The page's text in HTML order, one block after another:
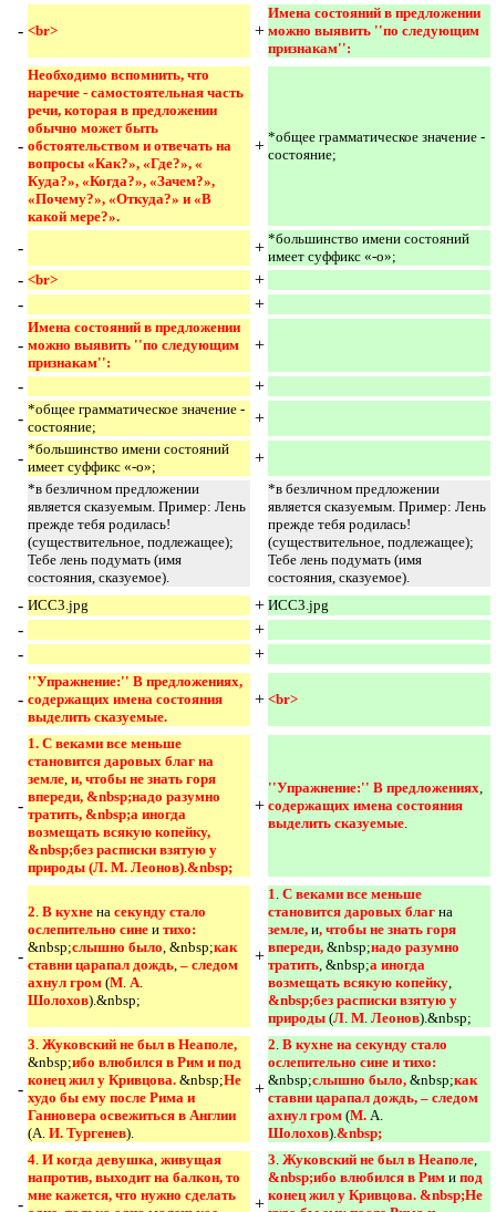
- <br> +
Имена состояний в предложении
можно выявить ''по следующим
признакам'':
-
Необходимо вспомнить, что
наречие - самостоятельная часть
речи, которая в предложении
обычно может быть
обстоятельством и отвечать на
вопросы «Как?», «Где?», «
Куда?», «Когда?», «Зачем?»,
«Почему?», «Откуда?» и «В
какой мере?».
+ *общее грамматическое значение -
состояние;
- + *большинство имени состояний
имеет суффикс «-о»;
- <br>
+
-
+
-
Имена состояний в предложении
можно выявить ''по следующим
признакам'':
+
-
+
- *общее грамматическое значение -
состояние;
+
- *большинство имени состояний
имеет суффикс «-о»;
+
*в безличном предложении
является сказуемым. Пример: Лень
прежде тебя родилась!
(существительное, подлежащее);
Тебе лень подумать (имя
состояния, сказуемое).
*в безличном предложении
является сказуемым. Пример: Лень
прежде тебя родилась!
(существительное, подлежащее);
Тебе лень подумать (имя
состояния, сказуемое).
- ИСС3.jpg + ИСС3.jpg
-
+
-
+
-
''Упражнение:'' В предложениях,
содержащих имена состояния
выделить сказуемые.
+ <br>
-
1. С веками все меньше
становится даровых благ на
земле, и, чтобы не знать горя
впереди, &nbsp;надо разумно
тратить, &nbsp;а иногда
возмещать всякую копейку,
&nbsp;без расписки взятую у
природы (Л. М. Леонов).&nbsp;
+
''Упражнение:'' В предложениях,
содержащих имена состояния
выделить сказуемые.
-
2. В кухне на секунду стало
ослепительно сине и
&nbsp;слышно было, &nbsp;как
ставни царапал дождь, – следом
ахнул гром (М. А.
Шолохов).&nbsp;
+
1. С веками все меньше
становится даровых благ на
земле, и, чтобы не знать горя
впереди, &nbsp;надо разумно
тратить, &nbsp;а иногда
возмещать всякую копейку,
&nbsp;без расписки взятую у
природы (Л. М. Леонов).&nbsp;
-
3.
&nbsp;ибо влюбился в Рим и под
конец жил у Кривцова. &nbsp;Не
худо бы ему после Рима и
(А. И. Тургенев).
+
2. В кухне на секунду стало
&nbsp;слышно было, &nbsp;как
ставни царапал дождь, – следом
ахнул гром (М. А.
Шолохов).&nbsp;
-
4. И когда девушка, живущая
напротив, выходит на балкон, то
мне кажется, что нужно сделать
+
3. Жуковский не был в Неаполе,
&nbsp;ибо влюбился в Рим и под
конец жил у Кривцова. &nbsp;Не